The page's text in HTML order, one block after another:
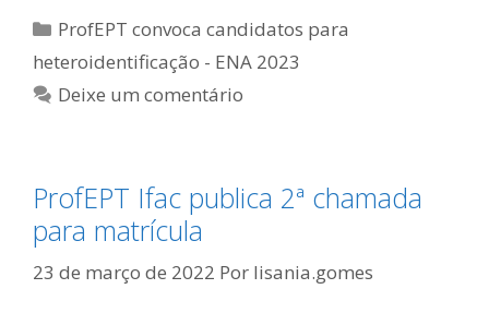
Categorias
ProfEPT convoca candidatos para
heteroidentificação - ENA 2023
Deixe um comentário
ProfEPT Ifac publica 2ª chamada
para matrícula
23 de março de 2022 Por lisania.gomes